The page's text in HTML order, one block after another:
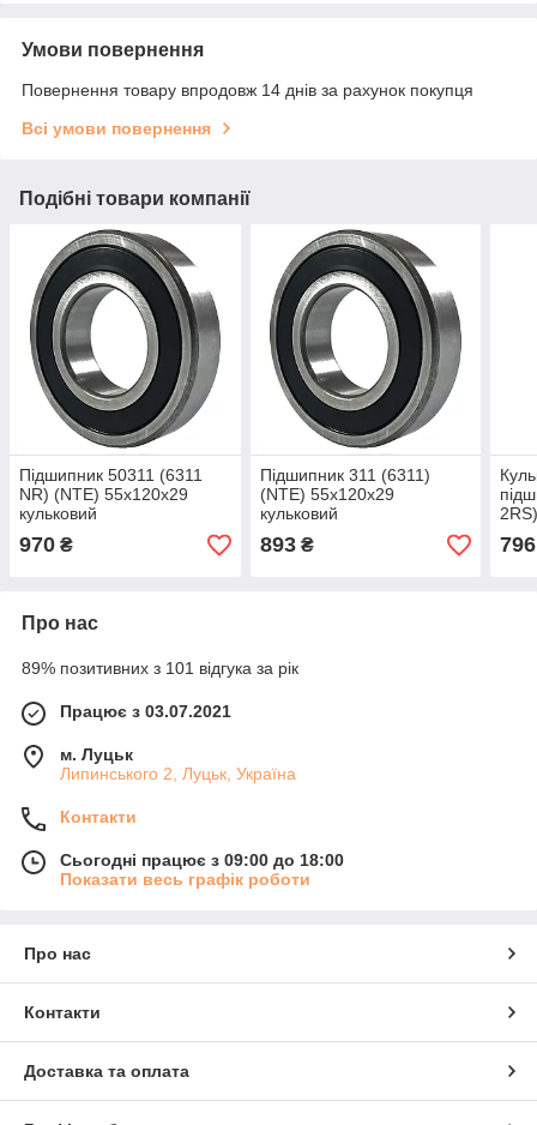
Умови повернення
Повернення товару впродовж 14 днів за рахунок покупця
Всі умови повернення
Подібні товари компанії
Підшипник 50311 (6311
NR) (NTE) 55x120x29
кульковий
970 ₴
Підшипник 311 (6311)
(NTE) 55x120x29
кульковий
893₴ 796
Про нас
89% позитивних з 101 відгука за рік
Працює з 03.07.2021
м. Луцьк
Липинського 2, Луцьк, Україна
Контакти
Сьогодні працює з 09:00 до 18:00
Показати весь графік роботи
Про нас
Контакти
Доставка та оплата